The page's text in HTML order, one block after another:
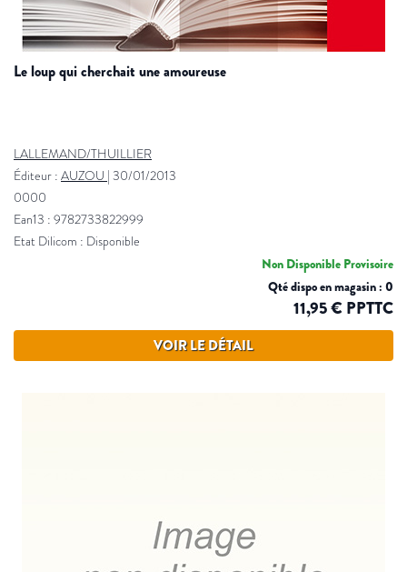
le loup qui cherchait une amoureuse
LALLEMAND/THUILLIER
Éditeur : AUZOU | 30/01/2013
0000
Ean13 : 9782733822999
Etat Dilicom : Disponible
Non Disponible Provisoire
Qté dispo en magasin : 0
11,95 € PPTTC
VOIR LE DÉTAIL